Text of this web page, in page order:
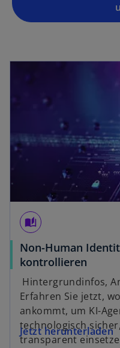
auto_stories
Non-Human
kontrollieren
r
d
n
Hintergrundinfos,
Erfahren Sie jetzt,
ankommt, um KI-
technologisch
transparent
Jetzt herunterladen
w
i